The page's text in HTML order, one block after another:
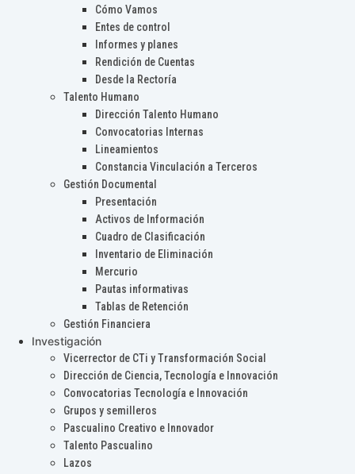
Cómo Vamos
Entes de control
Informes y planes
Rendición de Cuentas
Desde la Rectoría
Talento Humano
Dirección Talento Humano
Convocatorias Internas
Lineamientos
Constancia Vinculación a Terceros
Gestión Documental
Presentación
Activos de Información
Cuadro de Clasificación
Inventario de Eliminación
Mercurio
Pautas informativas
Tablas de Retención
Gestión Financiera
Investigación
Vicerrector de CTi y Transformación Social
Dirección de Ciencia, Tecnología e Innovación
Convocatorias Tecnología e Innovación
Grupos y semilleros
Pascualino Creativo e Innovador
Talento Pascualino
Lazos